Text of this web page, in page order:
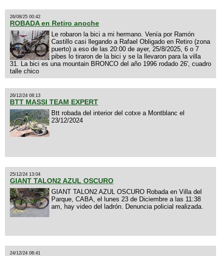
26/08/25 00:42
ROBADA en Retiro anoche
Le robaron la bici a mi hermano. Venía por Ramón
Castillo casi llegando a Rafael Obligado en Retiro (zona
puerto) a eso de las 20:00 de ayer, 25/8/2025, 6 o 7
pibes lo tiraron de la bici y se la llevaron para la villa
31. La bici es una mountain BRONCO del año 1996 rodado 26', cuadro
talle chico
26/12/24 08:13
BTT MASSI TEAM EXPERT
Btt robada del interior del cotxe a Montblanc el
23/12/2024
25/12/24 13:04
GIANT TALON2 AZUL OSCURO
GIANT TALON2 AZUL OSCURO Robada en Villa del
Parque, CABA, el lunes 23 de Diciembre a las 11:38
am, hay video del ladrón. Denuncia policial realizada.
24/12/24 08:41